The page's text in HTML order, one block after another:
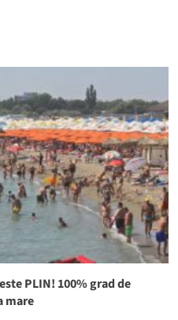
PLIN! 100% grad de
mare